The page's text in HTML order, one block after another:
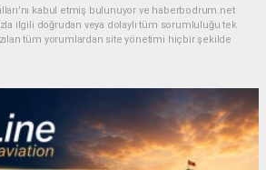
kabul etmiş bulunuyor ve haberbodrum.net
ilgili doğrudan veya dolaylı tüm sorumluluğu tek
tüm yorumlardan site yönetimi hiçbir şekilde